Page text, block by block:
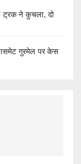
ट्रक ने कुचला, दो
गुरमेल पर केस